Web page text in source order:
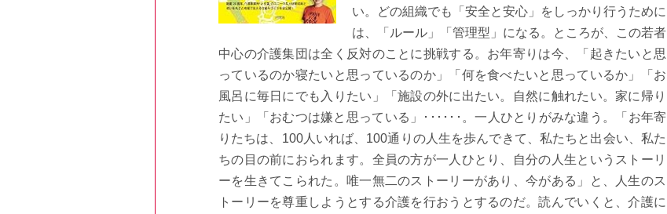
い。どの組織でも「安全と安心」をしっかり行うために
は、「ルール」「管理型」になる。ところが、この若者
中心の介護集団は全く反対のことに挑戦する。お年寄りは今、「起きたいと思
っているのか寝たいと思っているのか」「何を食べたいと思っているか」「お
風呂に毎日にでも入りたい」「施設の外に出たい。自然に触れたい。家に帰り
たい」「おむつは嫌と思っている」
･ ･ ･ ･ ･ ･ 。一人ひとりがみな違う。「お年寄
りたちは、 100人いれば、 100通りの人生を歩んできて、私たちと出会い、私た
ちの目の前におられます。全員の方が一人ひとり、自分の人生というストーリ
ーを生きてこられた。唯一無二のストーリーがあり、今がある」と、人生のス
トーリーを尊重しようとする介護を行おうとするのだ。読んでいくと、介護に